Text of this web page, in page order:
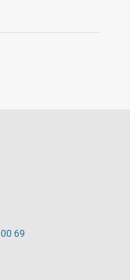
69